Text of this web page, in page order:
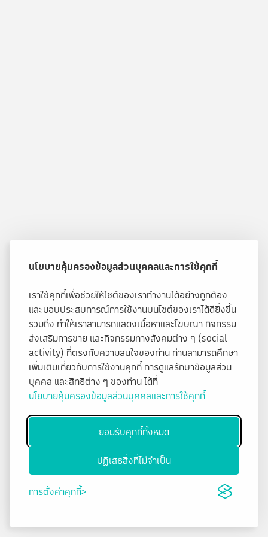
นโยบายคุ้มครองข้อมูลส่วนบุคคลและการใช้คุกกี้
เราใช้คุกกี้เพื่อช่วยให้ไซต์ของเราทำงานได้อย่างถูกต้อง
และมอบประสบการณ์การใช้งานบนไซต์ของเราได้ดียิ่งขึ้น
รวมถึง ทำให้เราสามารถแสดงเนื้อหาและโฆษณา กิจกรรม
ส่งเสริมการขาย และกิจกรรมทางสังคมต่าง ๆ (social
activity) ที่ตรงกับความสนใจของท่าน ท่านสามารถศึกษา
เพิ่มเติมเกี่ยวกับการใช้งานคุกกี้ การดูแลรักษาข้อมูลส่วน
บุคคล และสิทธิต่าง ๆ ของท่าน ได้ที่
นโยบายคุ้มครองข้อมูลส่วนบุคคลและการใช้คุกกี้
ยอมรับคุกกี้ทั้งหมด
ปฏิเสธสิ่งที่ไม่จำเป็น
การตั้งค่าคุกกี้